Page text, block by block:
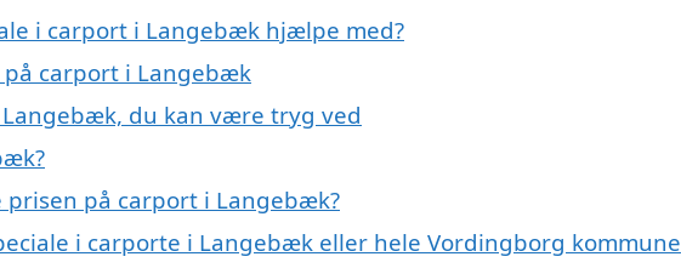
i carport i Langebæk hjælpe med?
carport i Langebæk
du kan være tryg ved
på carport i Langebæk?
i carporte i Langebæk eller hele Vordingborg kommune